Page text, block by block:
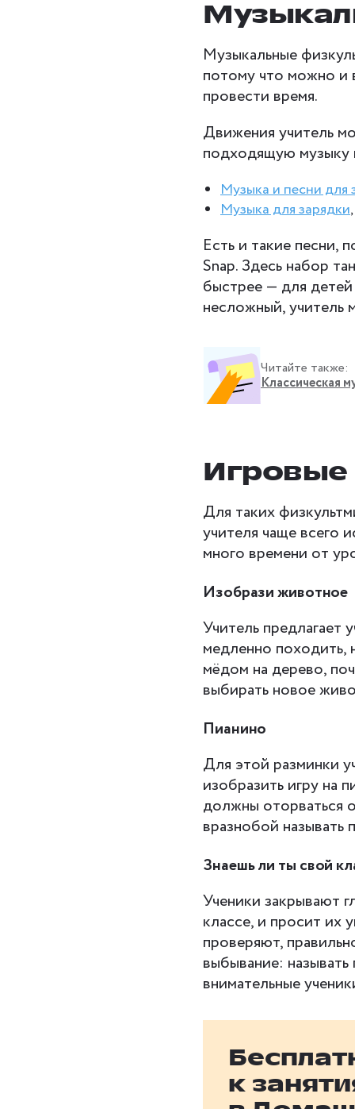
Музыкальные
потому что можно и
провести время.
Движения учитель
подходящую музыку
Музыка и песни для
Музыка для зарядки
Есть и такие песни,
Snap. Здесь набор
быстрее — для
несложный,
Читайте также:
Классическая
Игровые
Для таких
учителя чаще всего
много времени от
Изобрази животное
Учитель предлагает
медленно походить,
мёдом на дерево,
выбирать новое
Пианино
Для этой разминки
изобразить игру на
должны оторваться
вразнобой называть
Знаешь ли ты свой
Ученики закрывают
классе, и просит их
проверяют,
выбывание:
внимательные
к